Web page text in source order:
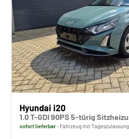
Hyundai i20
sofort lieferbar Fahrzeug mit Tageszulassung